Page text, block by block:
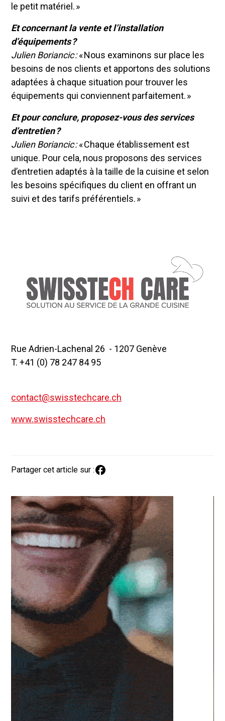
le petit matériel. »
Et concernant la vente et l’installation
d’équipements ?
Julien Boriancic :« Nous examinons sur place les
besoins de nos clients et apportons des solutions
adaptées à chaque situation pour trouver les
équipements qui conviennent parfaitement. »
Et pour conclure, proposez-vous des services
d’entretien ?
Julien Boriancic :« Chaque établissement est
unique. Pour cela, nous proposons des services
d’entretien adaptés à la taille de la cuisine et selon
les besoins spécifiques du client en offrant un
suivi et des tarifs préférentiels. »
Rue Adrien-Lachenal 26 - 1207 Genève
T. +41 (0) 78 247 84 95
contact@swisstechcare.ch
www.swisstechcare.ch
Partager cet article sur :